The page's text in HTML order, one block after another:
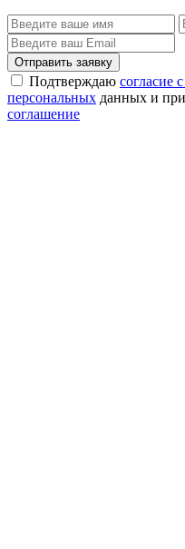
Отправить заявку
Подтверждаю согласие
персональных данных и
соглашение